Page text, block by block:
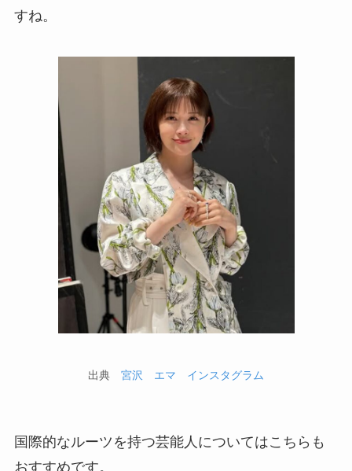
すね。
出典 宮沢 エマ インスタグラム
国際的なルーツを持つ芸能人についてはこちらも
おすすめです。